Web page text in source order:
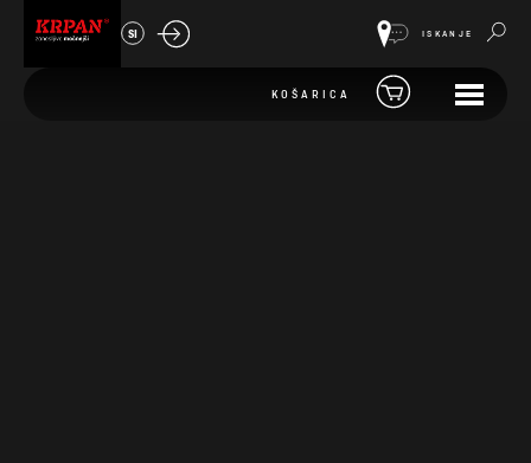
SI ISKANJE
KOŠARICA